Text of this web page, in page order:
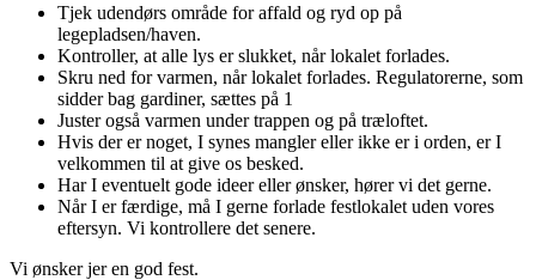
Tjek udendørs område for affald og ryd op på
legepladsen/haven.
Kontroller, at alle lys er slukket, når lokalet forlades.
Skru ned for varmen, når lokalet forlades. Regulatorerne, som
sidder bag gardiner, sættes på 1
Juster også varmen under trappen og på træloftet.
Hvis der er noget, I synes mangler eller ikke er i orden, er I
velkommen til at give os besked.
Har I eventuelt gode ideer eller ønsker, hører vi det gerne.
Når I er færdige, må I gerne forlade festlokalet uden vores
eftersyn. Vi kontrollere det senere.
Vi ønsker jer en god fest.